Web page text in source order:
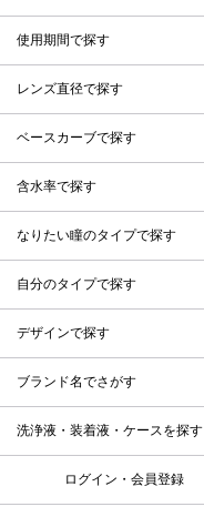
使用期間で探す
レンズ直径で探す
ベースカーブで探す
含水率で探す
なりたい瞳のタイプで探す
自分のタイプで探す
デザインで探す
ブランド名でさがす
洗浄液・装着液・ケースを探す
ログイン・会員登録